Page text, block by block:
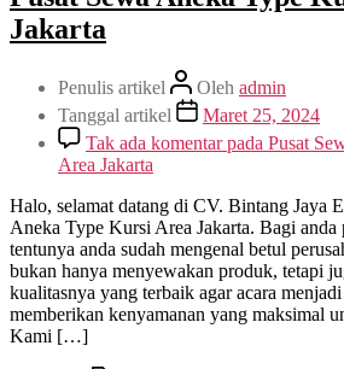
Jakarta
Penulis artikel Oleh admin
Tanggal artikel
Maret 25, 2024
Tak ada komentarpada Pusat
Area Jakarta
Halo, selamat datang di CV. Bintang Jaya
Aneka Type Kursi Area Jakarta. Bagi anda
tentunya anda sudah mengenal betul
bukan hanya menyewakan produk, tetapi
kualitasnya yang terbaik agar acara
memberikan kenyamanan yang maksimal
Kami […]